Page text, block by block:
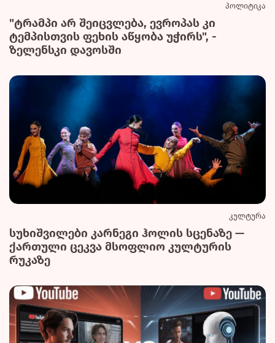
პოლიტიკა
"ტრამპი არ შეიცვლება, ევროპას კი
ტემპისთვის ფეხის აწყობა უჭირს", -
ზელენსკი დავოსში
კულტურა
სუხიშვილები კარნეგი ჰოლის სცენაზე —
ქართული ცეკვა მსოფლიო კულტურის
რუკაზე